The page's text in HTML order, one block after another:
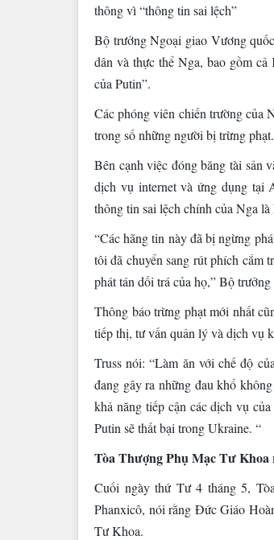
thông vì “thông tin sai lệch”
Bộ trưởng Ngoại giao Vương
dân và thực thể Nga, bao gồm
của Putin”.
Các phóng viên chiến trường của
trong số những người bị trừng phạt.
Bên cạnh việc đóng băng tài sản
dịch vụ internet và ứng dụng tại
thông tin sai lệch chính của Nga
“Các hãng tin này đã bị ngừng
tôi đã chuyển sang rút phích cắm
phát tán dối trá của họ,” Bộ
Thông báo trừng phạt mới nhất
tiếp thị, tư vấn quản lý và dịch vụ
Truss nói: “Làm ăn với chế độ
đang gây ra những đau khổ
khả năng tiếp cận các dịch vụ
Putin sẽ thất bại trong Ukraine. “
Tòa Thượng Phụ Mạc Tư
Cuối ngày thứ Tư 4 tháng 5,
Phanxicô, nói rằng Đức Giáo
Tư Khoa.